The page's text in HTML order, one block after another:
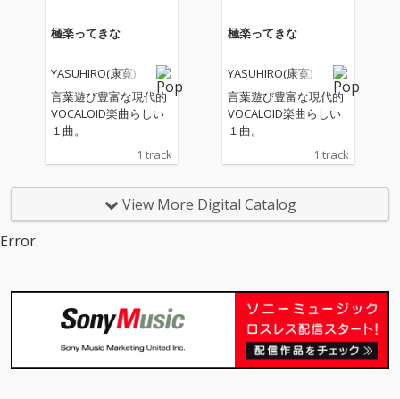
極楽ってきな
YASUHIRO(康寛)
言葉遊び豊富な現代的
VOCALOID楽曲らしい
１曲。
1 track
極楽ってきな
YASUHIRO(康寛)
言葉遊び豊富な現代的
VOCALOID楽曲らしい
１曲。
1 track
View More Digital Catalog
Error.